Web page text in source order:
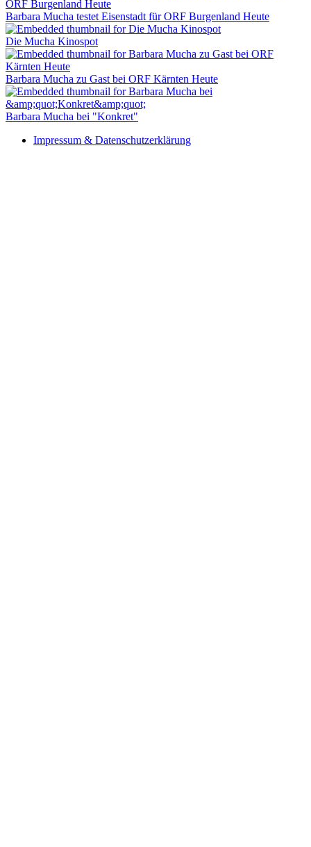
Barbara Mucha testet Eisenstadt für ORF Burgenland Heute
Die Mucha Kinospot
Barbara Mucha zu Gast bei ORF Kärnten Heute
Barbara Mucha bei "Konkret"
Impressum & Datenschutzerklärung